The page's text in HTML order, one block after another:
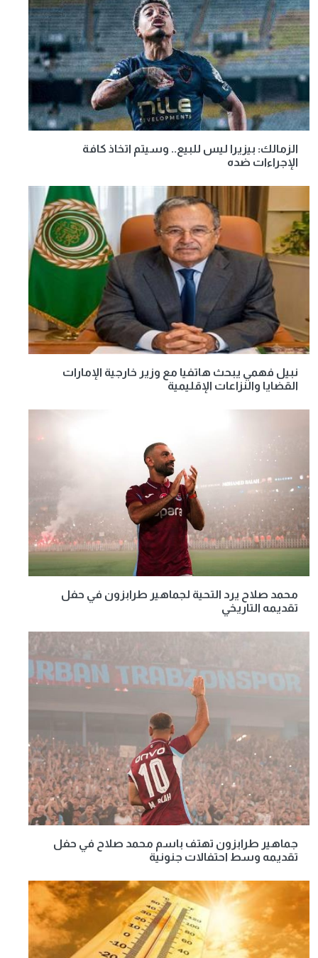
الزمالك: بيزيرا ليس للبيع.. وسيتم اتخاذ كافة
الإجراءات ضده
نبيل فهمي يبحث هاتفيا مع وزير خارجية الإمارات
القضايا والنزاعات الإقليمية
محمد صلاح يرد التحية لجماهير طرابزون في حفل
تقديمه التاريخي
جماهير طرابزون تهتف باسم محمد صلاح في حفل
تقديمه وسط احتفالات جنونية